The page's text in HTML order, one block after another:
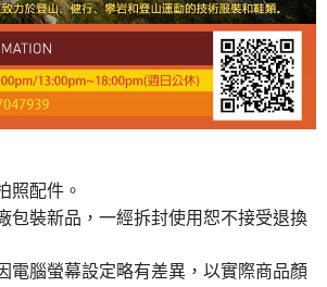
照配件。
包裝新品，一經拆封使用恕不接受退換
電腦螢幕設定略有差異，以實際商品顏